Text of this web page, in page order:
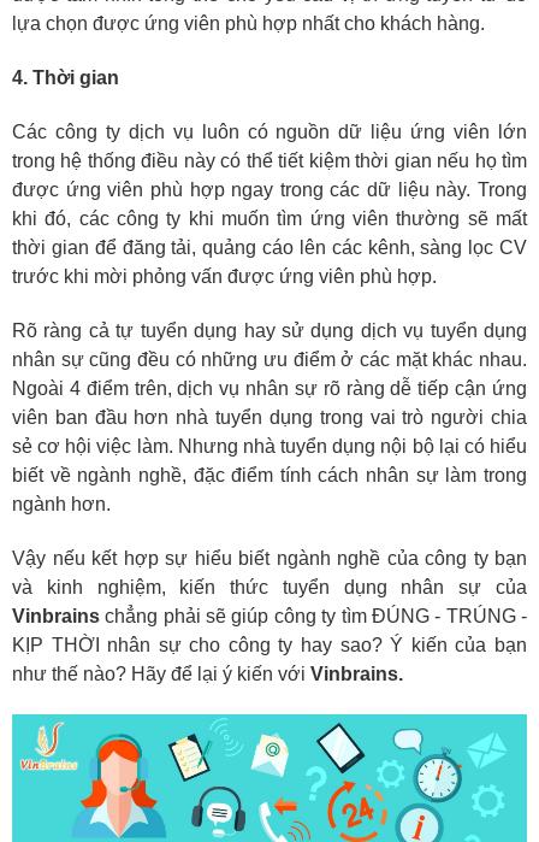
lựa chọn được ứng viên phù hợp nhất cho khách hàng.
4. Thời gian
Các công ty dịch vụ luôn có nguồn dữ liệu ứng viên lớn
trong hệ thống điều này có thể tiết kiệm thời gian nếu họ tìm
được ứng viên phù hợp ngay trong các dữ liệu này. Trong
khi đó, các công ty khi muốn tìm ứng viên thường sẽ mất
thời gian để đăng tải, quảng cáo lên các kênh, sàng lọc CV
trước khi mời phỏng vấn được ứng viên phù hợp.
Rõ ràng cả tự tuyển dụng hay sử dụng dịch vụ tuyển dụng
nhân sự cũng đều có những ưu điểm ở các mặt khác nhau.
Ngoài 4 điểm trên, dịch vụ nhân sự rõ ràng dễ tiếp cận ứng
viên ban đầu hơn nhà tuyển dụng trong vai trò người chia
sẻ cơ hội việc làm. Nhưng nhà tuyển dụng nội bộ lại có hiểu
biết về ngành nghề, đặc điểm tính cách nhân sự làm trong
ngành hơn.
Vậy nếu kết hợp sự hiểu biết ngành nghề của công ty bạn
và kinh nghiệm, kiến thức tuyển dụng nhân sự của
Vinbrains chẳng phải sẽ giúp công ty tìm ĐÚNG - TRÚNG -
KỊP THỜI nhân sự cho công ty hay sao? Ý kiến của bạn
như thế nào? Hãy để lại ý kiến với Vinbrains.